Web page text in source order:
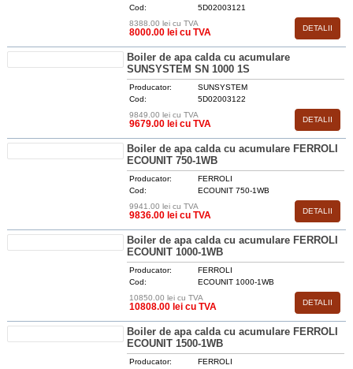
Cod:
5D02003121
8388.00 lei cu TVA
8000.00 lei cu TVA DETALII
Boiler de apa calda cu acumulare
SUNSYSTEM SN 1000 1S
Producator:
SUNSYSTEM
Cod:
5D02003122
9849.00 lei cu TVA
9679.00 lei cu TVA DETALII
Boiler de apa calda cu acumulare FERROLI
ECOUNIT 750-1WB
Producator:
FERROLI
Cod:
ECOUNIT 750-1WB
9941.00 lei cu TVA
9836.00 lei cu TVA DETALII
Boiler de apa calda cu acumulare FERROLI
ECOUNIT 1000-1WB
Producator:
FERROLI
Cod:
ECOUNIT 1000-1WB
10850.00 lei cu TVA
10808.00 lei cu TVA DETALII
Boiler de apa calda cu acumulare FERROLI
ECOUNIT 1500-1WB
Producator:
FERROLI